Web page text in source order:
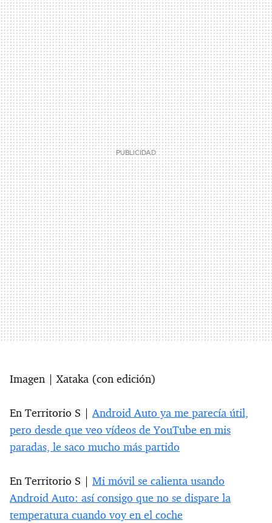
Imagen | Xataka (con edición)
En Territorio S |Android Auto ya me parecía útil,
pero desde que veo vídeos de YouTube en mis
paradas, le saco mucho más partido
En Territorio S | Mi móvil se calienta usando
Android Auto: así consigo que no se dispare la
temperatura cuando voy en el coche